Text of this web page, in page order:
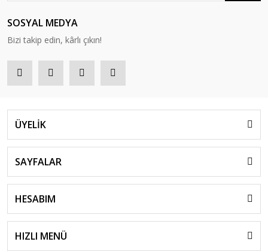
SOSYAL MEDYA
Bizi takip edin, kârlı çıkın!
ÜYELİK
SAYFALAR
HESABIM
HIZLI MENÜ